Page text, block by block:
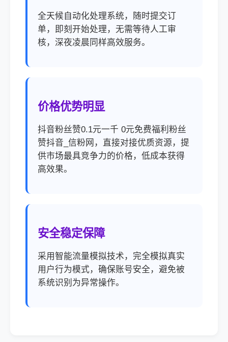
全天候自动化处理系统，随时提交订
单，即刻开始处理，无需等待人工审
核，深夜凌晨同样高效服务。
价格优势明显
抖音粉丝赞0.1元一千 0元免费福利粉丝
赞抖音_信粉网，直接对接优质资源，提
供市场最具竞争力的价格，低成本获得
高效果。
安全稳定保障
采用智能流量模拟技术，完全模拟真实
用户行为模式，确保账号安全，避免被
系统识别为异常操作。